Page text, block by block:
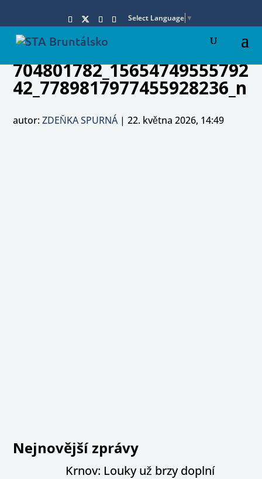
Select Language ▼
704801782_15654749555792
42_7789817977455928236_n
autor:ZDEŇKA SPURNÁ|22. května 2026, 14:49
Nejnovější zprávy
Krnov: Louky už brzy doplní